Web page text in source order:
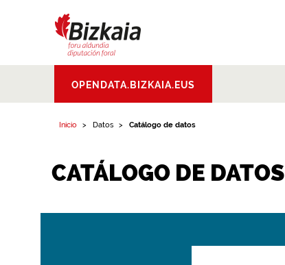
Aldundia.Diputacion
Foral de Bizkaia
OPENDATA.BIZKAIA.EUS
Inicio Datos Catálogo de datos
CATÁLOGO DE DATOS